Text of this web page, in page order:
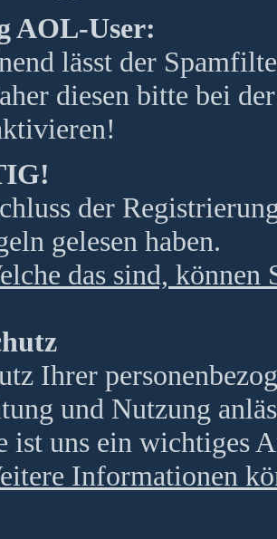
AOL-User:
lässt der
diesen bitte bei
der
gelesen haben.
das sind, können
Ihrer
und Nutzung
ist uns ein wichtiges
Informationen